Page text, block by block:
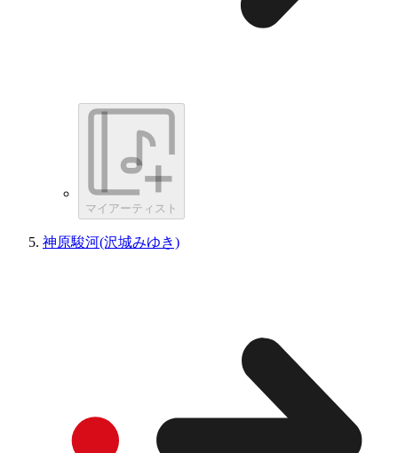
マイアーティスト
神原駿河(沢城みゆき)